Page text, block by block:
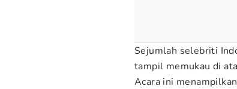
Sejumlah selebriti
tampil memukau di
Acara ini